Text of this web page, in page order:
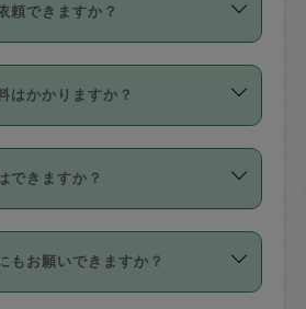
い場合、損害保険の対象外
なバックグラウンドの方が
す。
る方など様々です。
ていますので、各自の得意
ださい。
す。タスカジさんトレーニ
ったセルフトレーニングの
ルを受け、合格したタスカ
されています。
ターの講評は１件目のレビュ
】タスカジさんの登録に際
した作業時間内での作業に
。作業範囲は、掃除、洗
に物を壊したり、人にけが
た場合が対象で、補償金額
頼できますか？
在を起点に3日後（72時間
から受付可能となっていま
へ「募集」をかけることが
はかかりますか？
には、以下の2種類がありま
セル（定期、スポット契約
できますか？
」というメニューはありま
回のみ」依頼を活用するこ
気に入ったタスカジさんを
もお願いできますか？